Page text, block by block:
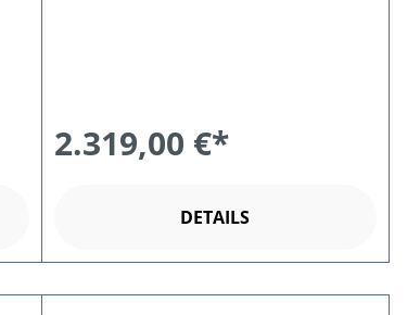
2.319,00 €*
DETAILS